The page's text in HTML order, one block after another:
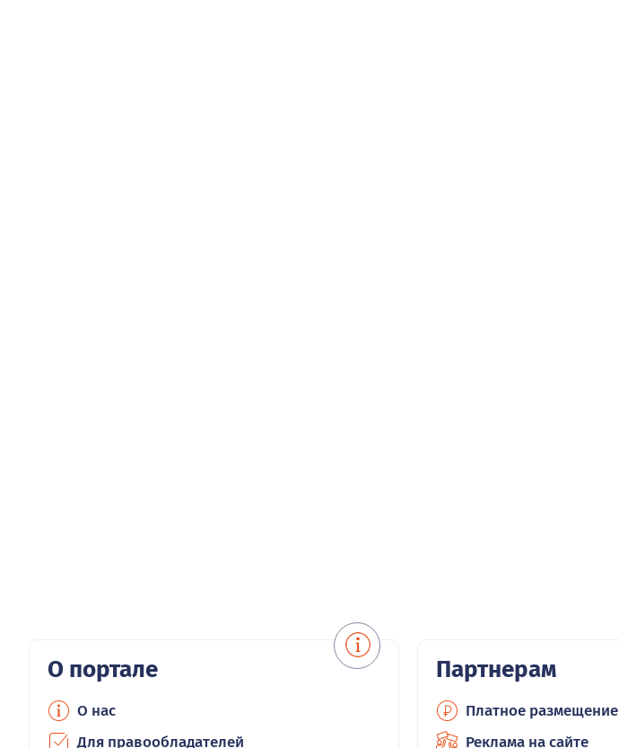
О портале
О нас
Для правообладателей
Партнерам
Платное размещение
Реклама на сайте